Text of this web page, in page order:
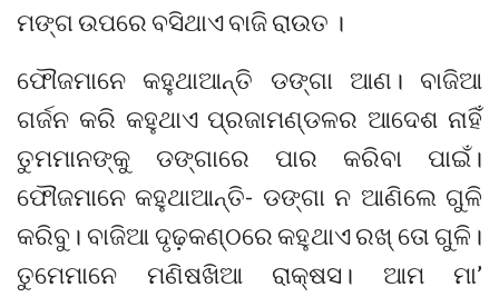
ମଙ୍ଗ ଉପରେ ବସିଥାଏ ବାଜି ରାଉତ ।
ଫୌଜମାନେ କହୁଥାଆନ୍ତି ଡଙ୍ଗା ଆଣ। ବାଜିଆ
ଗର୍ଜନ କରି କହୁଥାଏ ପ୍ରଜାମଣ୍ଡଳର ଆଦେଶ ନାହିଁ
ତୁମମାନଙ୍କୁ ଡଙ୍ଗାରେ ପାର କରିବା ପାଇଁ।
ଫୌଜମାନେ କହୁଥାଆନ୍ତି- ଡଙ୍ଗା ନ ଆଣିଲେ ଗୁଳି
କରିବୁ। ବାଜିଆ ଦୃଢ଼କଣ୍ଠରେ କହୁଥାଏ ରଖ୍‌ ତୋ ଗୁଳି।
ତୁମେମାନେ ମଣିଷଖିଆ ରାକ୍ଷସ। ଆମ ମା’